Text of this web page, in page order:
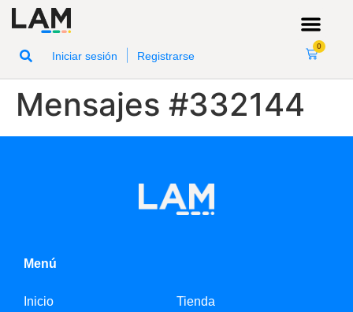
Iniciar sesión Registrarse
0
Mensajes #332144
Menú
Inicio
Tienda